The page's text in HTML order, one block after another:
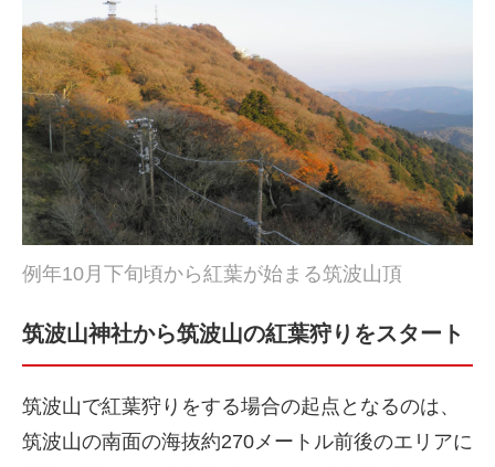
例年10月下旬頃から紅葉が始まる筑波山頂
筑波山神社から筑波山の紅葉狩りをスタート
筑波山で紅葉狩りをする場合の起点となるのは、
筑波山の南面の海抜約270メートル前後のエリアに